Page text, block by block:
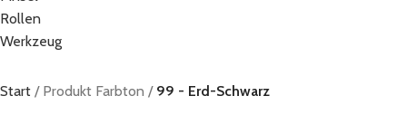
Rollen
Werkzeug
Start Produkt Farbton 99 - Erd-Schwarz